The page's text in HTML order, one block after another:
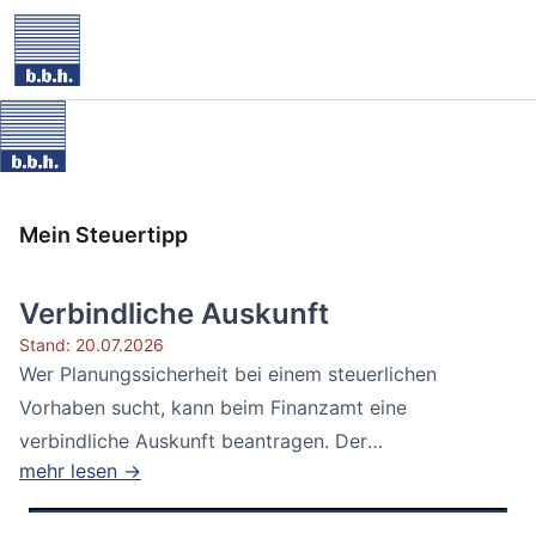
Mein Steuertipp
Verbindliche Auskunft
Stand: 20.07.2026
Wer Planungssicherheit bei einem steuerlichen
Vorhaben sucht, kann beim Finanzamt eine
verbindliche Auskunft beantragen. Der
Bundesfinanzhof...
mehr lesen →